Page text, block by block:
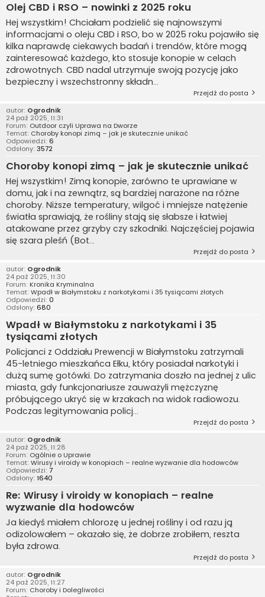
Olej CBD i RSO – nowinki z 2025 roku
Hej wszystkim! Chciałam podzielić się najnowszymi
informacjami o oleju CBD i RSO, bo w 2025 roku pojawiło się
kilka naprawdę ciekawych badań i trendów, które mogą
zainteresować każdego, kto stosuje konopie w celach
zdrowotnych. CBD nadal utrzymuje swoją pozycję jako
bezpieczny i wszechstronny składn...
Przejdź do posta
autor: Ogrodnik
24 paź 2025, 11:31
Forum: Outdoor czyli Uprawa na Dworze
Temat: Choroby konopi zimą – jak je skutecznie unikać
Odpowiedzi: 6
Odsłony: 3572
Choroby konopi zimą – jak je skutecznie unikać
Hej wszystkim! Zimą konopie, zarówno te uprawiane w
domu, jak i na zewnątrz, są bardziej narażone na różne
choroby. Niższe temperatury, wilgoć i mniejsze natężenie
światła sprawiają, że rośliny stają się słabsze i łatwiej
atakowane przez grzyby czy szkodniki. Najczęściej pojawia
się szara pleśń (Bot...
Przejdź do posta
autor: Ogrodnik
24 paź 2025, 11:30
Forum: Kronika Kryminalna
Temat: Wpadł w Białymstoku z narkotykami i 35 tysiącami złotych
Odpowiedzi: 0
Odsłony: 680
Wpadł w Białymstoku z narkotykami i 35
tysiącami złotych
Policjanci z Oddziału Prewencji w Białymstoku zatrzymali
45-letniego mieszkańca Ełku, który posiadał narkotyki i
dużą sumę gotówki. Do zatrzymania doszło na jednej z ulic
miasta, gdy funkcjonariusze zauważyli mężczyznę
próbującego ukryć się w krzakach na widok radiowozu.
Podczas legitymowania policj...
Przejdź do posta
autor: Ogrodnik
24 paź 2025, 11:28
Forum: Ogólnie o Uprawie
Temat: Wirusy i viroidy w konopiach – realne wyzwanie dla hodowców
Odpowiedzi: 7
Odsłony: 1640
Re: Wirusy i viroidy w konopiach – realne
wyzwanie dla hodowców
Ja kiedyś miałem chlorozę u jednej rośliny i od razu ją
odizolowałem – okazało się, że dobrze zrobiłem, reszta
była zdrowa.
Przejdź do posta
autor: Ogrodnik
24 paź 2025, 11:27
Forum: Choroby i Dolegliwości